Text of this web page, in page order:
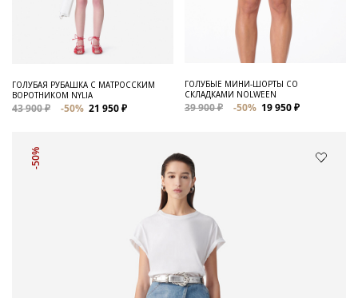
ГОЛУБАЯ РУБАШКА С МАТРОССКИМ
ВОРОТНИКОМ NYLIA
43 900 ₽ -50% 21 950 ₽
ГОЛУБЫЕ МИНИ-ШОРТЫ СО
СКЛАДКАМИ NOLWEEN
39 900 ₽ -50% 19 950 ₽
-50%